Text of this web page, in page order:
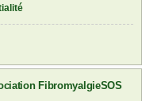
FibromyalgieSOS